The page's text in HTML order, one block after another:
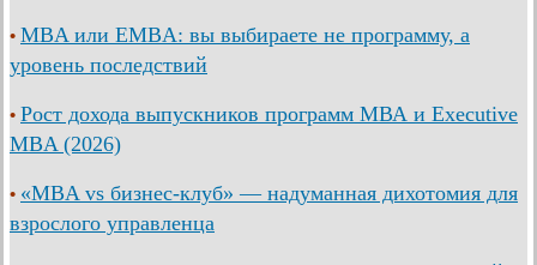
• MBA или EMBA: вы выбираете не программу, а
уровень последствий
• Рост дохода выпускников программ МВА и Executive
MBA (2026)
• «MBA vs бизнес-клуб» — надуманная дихотомия для
взрослого управленца